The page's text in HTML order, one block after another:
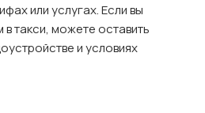
или услугах. Если вы
такси, можете оставить
и условиях